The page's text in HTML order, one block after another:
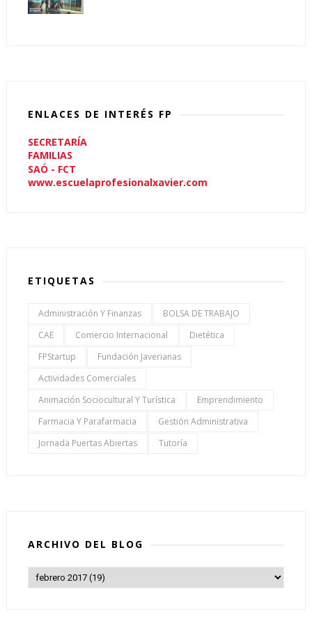
ENLACES DE INTERÉS FP
SECRETARÍA
FAMILIAS
SAÓ - FCT
www.escuelaprofesionalxavier.com
ETIQUETAS
Administración Y Finanzas
BOLSA DE TRABAJO
CAE
Comercio Internacional
Dietética
FPStartup
Fundación Javerianas
Actividades Comerciales
Animación Sociocultural Y Turística
Emprendimiento
Farmacia Y Parafarmacia
Gestión Administrativa
Jornada Puertas Abiertas
Tutoría
ARCHIVO DEL BLOG